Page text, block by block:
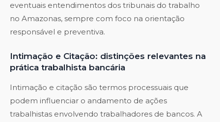
eventuais entendimentos dos tribunais do trabalho
no Amazonas, sempre com foco na orientação
responsável e preventiva.
Intimação e Citação: distinções relevantes na
prática trabalhista bancária
Intimação e citação são termos processuais que
podem influenciar o andamento de ações
trabalhistas envolvendo trabalhadores de bancos. A